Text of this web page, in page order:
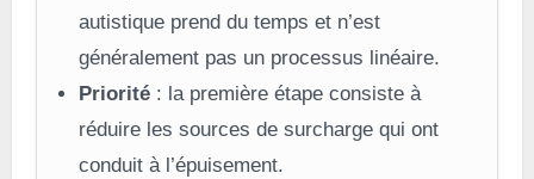
autistique prend du temps et n’est
généralement pas un processus linéaire.
Priorité: la première étape consiste à
réduire les sources de surcharge qui ont
conduit à l’épuisement.